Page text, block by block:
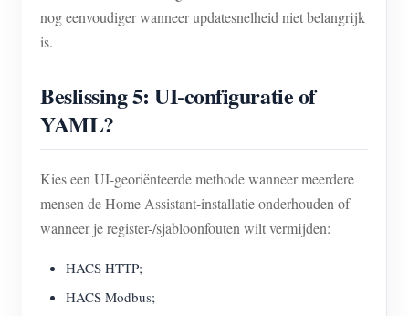
nog eenvoudiger wanneer updatesnelheid niet belangrijk
is.
Beslissing 5: UI-configuratie of
YAML?
Kies een UI-georiënteerde methode wanneer meerdere
mensen de Home Assistant-installatie onderhouden of
wanneer je register-/sjabloonfouten wilt vermijden:
HACS HTTP;
HACS Modbus;